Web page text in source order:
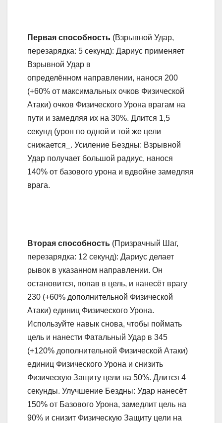
Первая способность (Взрывной Удар,
перезарядка: 5 секунд): Дариус применяет
Взрывной Удар в
определённом направлении, нанося 200
(+60% от максимальных очков Физической
Атаки) очков Физического Урона врагам на
пути и замедляя их на 30%. Длится 1,5
секунд (урон по одной и той же цели
снижается_. Усиление Бездны: Взрывной
Удар получает большой радиус, нанося
140% от базового урона и вдвойне замедляя
врага.
Вторая способность (Призрачный Шаг,
перезарядка: 12 секунд): Дариус делает
рывок в указанном направлении. Он
остановится, попав в цель, и нанесёт врагу
230 (+60% дополнительной Физической
Атаки) единиц Физического Урона.
Используйте навык снова, чтобы поймать
цель и нанести Фатальный Удар в 345
(+120% дополнительной Физической Атаки)
единиц Физического Урона и снизить
Физическую Защиту цели на 50%. Длится 4
секунды. Улучшение Бездны: Удар нанесёт
150% от Базового Урона, замедлит цель на
90% и снизит Физическую Защиту цели на